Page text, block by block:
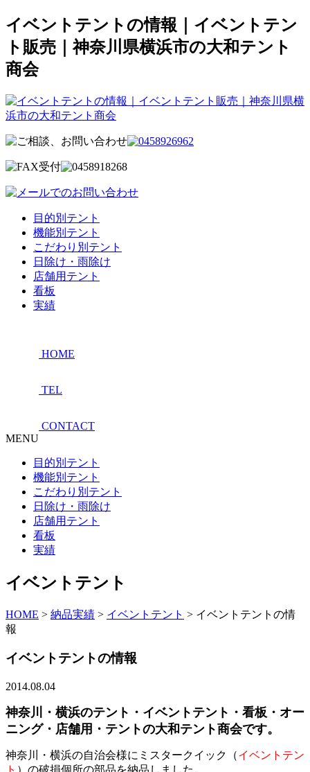
イベントテントの情報｜イベントテン
ト販売｜神奈川県横浜市の大和テント
商会
目的別テント
機能別テント
こだわり別テント
日除け・雨除け
店舗用テント
看板
実績
HOME
TEL
CONTACT
MENU
目的別テント
機能別テント
こだわり別テント
日除け・雨除け
店舗用テント
看板
実績
イベントテント
HOME > 納品実績 > イベントテント > イベントテントの情
報
イベントテントの情報
2014.08.04
神奈川・横浜のテント・イベントテント・看板・オー
ニング・店舗用・テントの大和テント商会です。
神奈川・横浜の自治会様にミスタークイック（イベントテン
ト ）の破損個所の部品を納品しました。